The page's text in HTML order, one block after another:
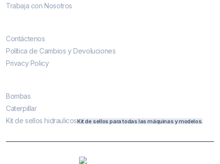
Trabaja con Nosotros
Contáctenos
Política de Cambios y Devoluciones
Privacy Policy
Bombas
Caterpillar
Kit de sellos hidraulicosKit de sellos para todas las máquinas y modelos.